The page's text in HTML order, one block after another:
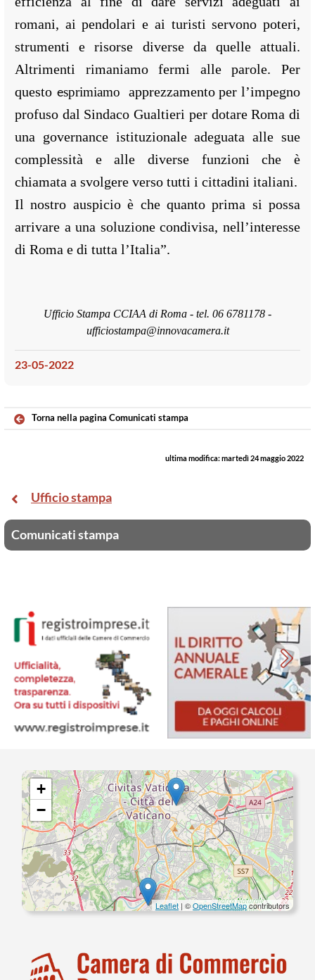
romani, ai pendolari e ai turisti servono poteri,
strumenti e risorse diverse da quelle attuali.
Altrimenti rimaniamo fermi alle parole. Per
questo esprimiamo apprezzamento per l’impegno
profuso dal Sindaco Gualtieri per dotare Roma di
una governance istituzionale adeguata alle sue
complessità e alle diverse funzioni che è
chiamata a svolgere verso tutti i cittadini italiani.
Il nostro auspicio è che quanto prima si possa
arrivare a una soluzione condivisa, nell’interesse
di Roma e di tutta l’Italia”.
Ufficio Stampa CCIAA di Roma - tel. 06 6781178 -
ufficiostampa@innovacamera.it
23-05-2022
Torna nella pagina Comunicati stampa
ultima modifica:martedì 24 maggio 2022
Ufficio stampa
Comunicati stampa
+
−
Leaflet | ©OpenStreetMapcontributors